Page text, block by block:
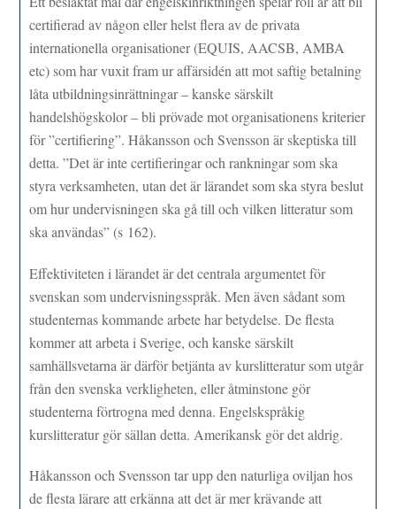
certifierad av någon eller helst flera av de privata
internationella organisationer (EQUIS, AACSB, AMBA
etc) som har vuxit fram ur affärsidén att mot saftig betalning
låta utbildningsinrättningar – kanske särskilt
handelshögskolor – bli prövade mot organisationens kriterier
för ”certifiering”. Håkansson och Svensson är skeptiska till
detta. ”Det är inte certifieringar och rankningar som ska
styra verksamheten, utan det är lärandet som ska styra beslut
om hur undervisningen ska gå till och vilken litteratur som
ska användas” (s 162).
Effektiviteten i lärandet är det centrala argumentet för
svenskan som undervisningsspråk. Men även sådant som
studenternas kommande arbete har betydelse. De flesta
kommer att arbeta i Sverige, och kanske särskilt
samhällsvetarna är därför betjänta av kurslitteratur som utgår
från den svenska verkligheten, eller åtminstone gör
studenterna förtrogna med denna. Engelskspråkig
kurslitteratur gör sällan detta. Amerikansk gör det aldrig.
Håkansson och Svensson tar upp den naturliga oviljan hos
de flesta lärare att erkänna att det är mer krävande att